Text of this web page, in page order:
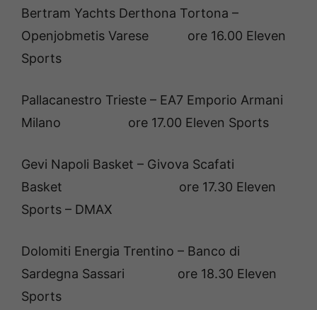
Bertram Yachts Derthona Tortona –
Openjobmetis Varese ore 16.00 Eleven
Sports
Pallacanestro Trieste – EA7 Emporio Armani
Milano ore 17.00 Eleven Sports
Gevi Napoli Basket – Givova Scafati
Basket ore 17.30 Eleven
Sports – DMAX
Dolomiti Energia Trentino – Banco di
Sardegna Sassari ore 18.30 Eleven
Sports